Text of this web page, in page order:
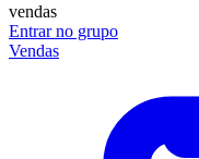
vendas
Entrar no grupo
Vendas